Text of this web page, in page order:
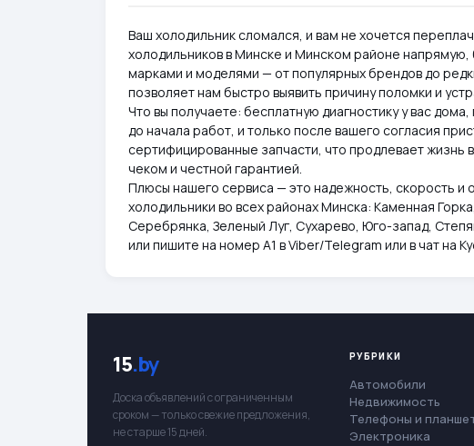
Ваш холодильник сломался, и вам не хочется
холодильников в Минске и Минском районе
марками и моделями — от популярных брендов до
позволяет нам быстро выявить причину поломки и
Что вы получаете: бесплатную диагностику у вас
до начала работ, и только после вашего согласия
сертифицированные запчасти, что продлевает
чеком и честной гарантией.
Плюсы нашего сервиса — это надежность, скорость и
холодильники во всех районах Минска: Каменная
Серебрянка, Зеленый Луг, Сухарево, Юго-запад,
или пишите на номер А1 в Viber/Telegram или в чат на
15.by
Доска объявлений с ограниченным
сроком — только свежие предложения,
не старше 15 дней.
РУБРИКИ
Автомобили
Недвижимость
Телефоны и
Электроника